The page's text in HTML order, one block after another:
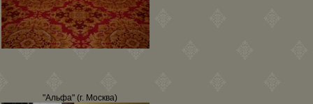
"Альфа" (г. Москва)